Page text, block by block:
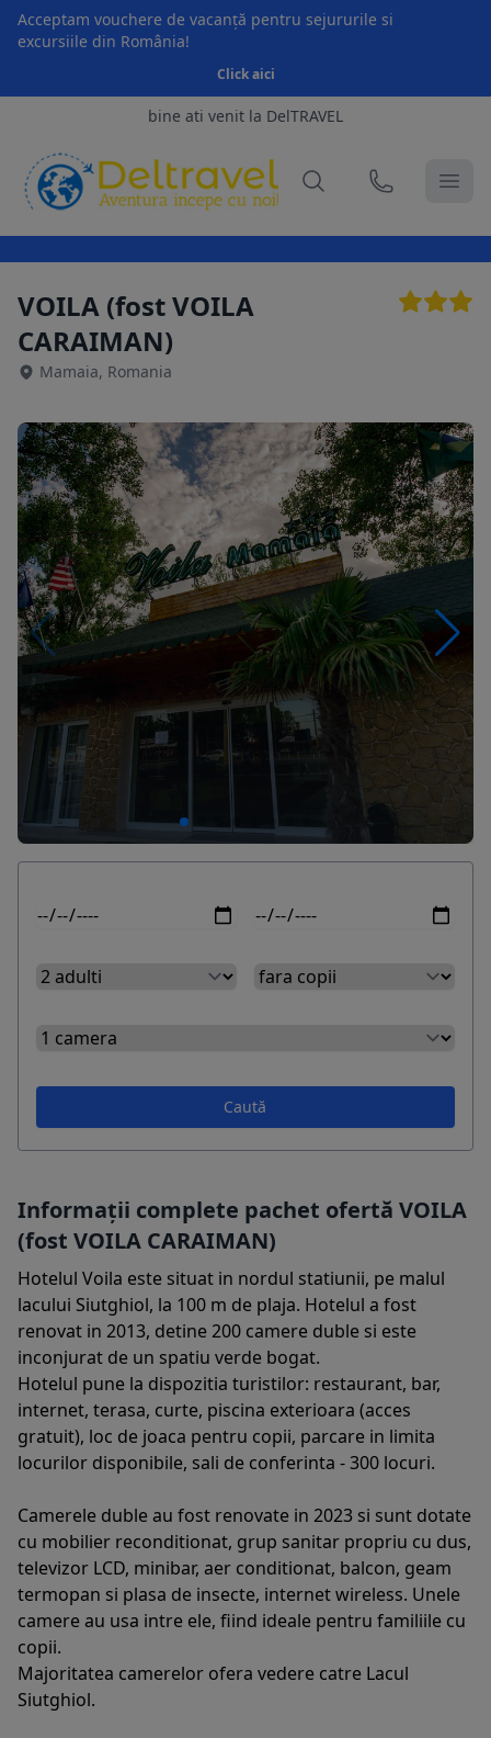
Acceptam vouchere de vacanță pentru sejururile si
excursiile din România!
Click aici
bine ati venit la DelTRAVEL
VOILA (fost VOILA
CARAIMAN)
Mamaia, Romania
Caută
Informații complete pachet ofertă VOILA
(fost VOILA CARAIMAN)
Hotelul Voila este situat in nordul statiunii, pe malul
lacului Siutghiol, la 100 m de plaja. Hotelul a fost
renovat in 2013, detine 200 camere duble si este
inconjurat de un spatiu verde bogat.
Hotelul pune la dispozitia turistilor: restaurant, bar,
internet, terasa, curte, piscina exterioara (acces
gratuit), loc de joaca pentru copii, parcare in limita
locurilor disponibile, sali de conferinta - 300 locuri.
Camerele duble au fost renovate in 2023 si sunt dotate
cu mobilier reconditionat, grup sanitar propriu cu dus,
televizor LCD, minibar, aer conditionat, balcon, geam
termopan si plasa de insecte, internet wireless. Unele
camere au usa intre ele, fiind ideale pentru familiile cu
copii.
Majoritatea camerelor ofera vedere catre Lacul
Siutghiol.